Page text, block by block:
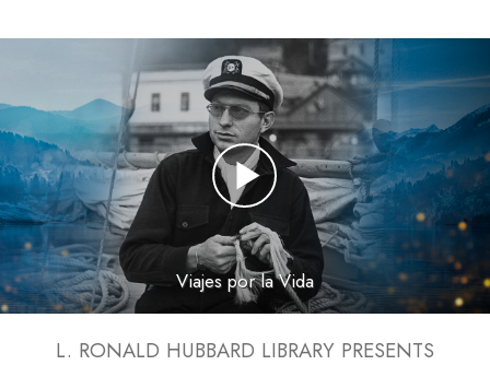
Viajes por la Vida
L. RONALD HUBBARD LIBRARY PRESENTS